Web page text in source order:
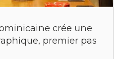
crée une
premier pas